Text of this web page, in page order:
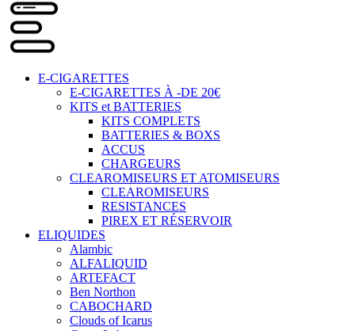
E-CIGARETTES
E-CIGARETTES À -DE 20€
KITS et BATTERIES
KITS COMPLETS
BATTERIES & BOXS
ACCUS
CHARGEURS
CLEAROMISEURS ET ATOMISEURS
CLEAROMISEURS
RESISTANCES
PIREX ET RÉSERVOIR
ELIQUIDES
Alambic
ALFALIQUID
ARTEFACT
Ben Northon
CABOCHARD
Clouds of Icarus